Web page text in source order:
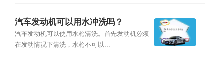
汽车发动机可以用水冲洗吗？
汽车发动机可以使用水枪清洗。首先发动机必须
在发动情况下清洗，水枪不可以...